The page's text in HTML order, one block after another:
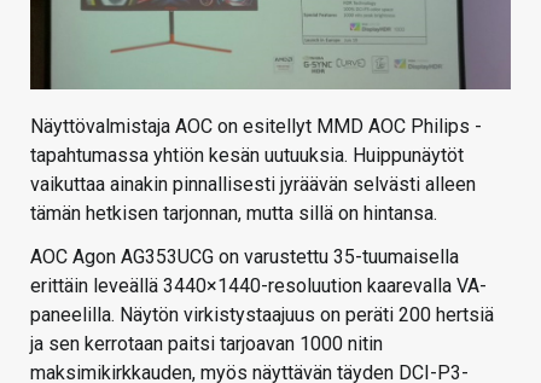
Näyttövalmistaja AOC on esitellyt MMD AOC Philips -
tapahtumassa yhtiön kesän uutuuksia. Huippunäytöt
vaikuttaa ainakin pinnallisesti jyräävän selvästi alleen
tämän hetkisen tarjonnan, mutta sillä on hintansa.
AOC Agon AG353UCG on varustettu 35-tuumaisella
erittäin leveällä 3440×1440-resoluution kaarevalla VA-
paneelilla. Näytön virkistystaajuus on peräti 200 hertsiä
ja sen kerrotaan paitsi tarjoavan 1000 nitin
maksimikirkkauden, myös näyttävän täyden DCI-P3-